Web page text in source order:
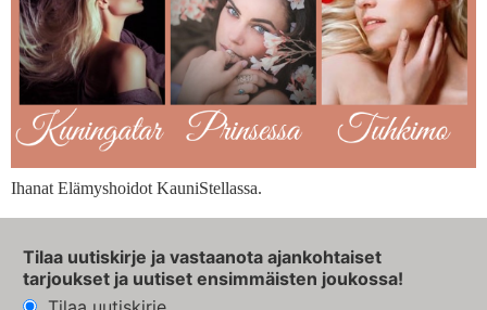
Ihanat Elämyshoidot KauniStellassa.
Tilaa uutiskirje ja vastaanota ajankohtaiset
tarjoukset ja uutiset ensimmäisten joukossa!